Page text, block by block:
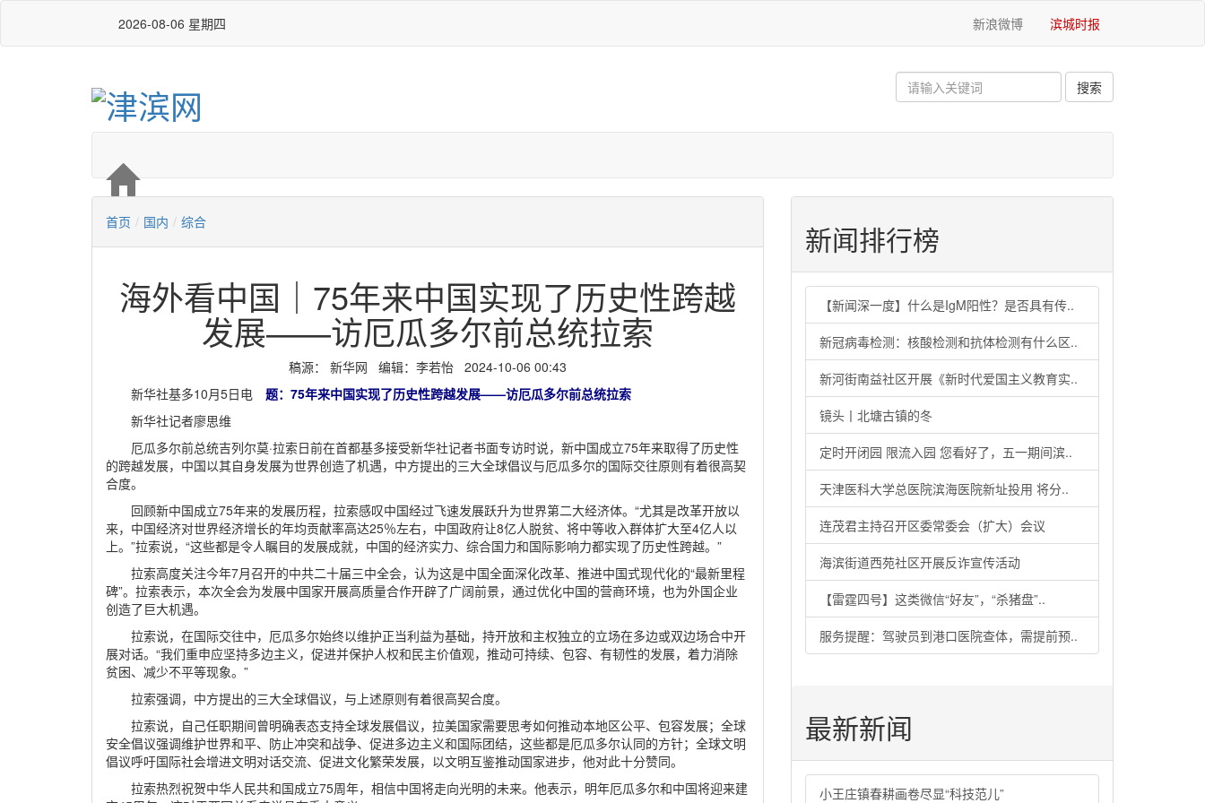
2026-08-06 星期四 新浪微博 滨城时报
首页 / 国内 / 综合
海外看中国｜75年来中国实现了历史性跨越
发展——访厄瓜多尔前总统拉索
稿源：​ 新华网 编辑：李若怡 2024-10-06 00:43
新华社基多10月5日电 题：75年来中国实现了历史性跨越发展——访厄瓜多尔前总统拉索
新华社记者廖思维
厄瓜多尔前总统吉列尔莫·拉索日前在首都基多接受新华社记者书面专访时说，新中国成立75年来取得了历史性
的跨越发展，中国以其自身发展为世界创造了机遇，中方提出的三大全球倡议与厄瓜多尔的国际交往原则有着很高契
合度。
回顾新中国成立75年来的发展历程，拉索感叹中国经过飞速发展跃升为世界第二大经济体。“尤其是改革开放以
来，中国经济对世界经济增长的年均贡献率高达25％左右，中国政府让8亿人脱贫、将中等收入群体扩大至4亿人以
上。”拉索说，“这些都是令人瞩目的发展成就，中国的经济实力、综合国力和国际影响力都实现了历史性跨越。”
拉索高度关注今年7月召开的中共二十届三中全会，认为这是中国全面深化改革、推进中国式现代化的“最新里程
碑”。拉索表示，本次全会为发展中国家开展高质量合作开辟了广阔前景，通过优化中国的营商环境，也为外国企业
创造了巨大机遇。
拉索说，在国际交往中，厄瓜多尔始终以维护正当利益为基础，持开放和主权独立的立场在多边或双边场合中开
展对话。“我们重申应坚持多边主义，促进并保护人权和民主价值观，推动可持续、包容、有韧性的发展，着力消除
贫困、减少不平等现象。”
拉索强调，中方提出的三大全球倡议，与上述原则有着很高契合度。
拉索说，自己任职期间曾明确表态支持全球发展倡议，拉美国家需要思考如何推动本地区公平、包容发展；全球
安全倡议强调维护世界和平、防止冲突和战争、促进多边主义和国际团结，这些都是厄瓜多尔认同的方针；全球文明
倡议呼吁国际社会增进文明对话交流、促进文化繁荣发展，以文明互鉴推动国家进步，他对此十分赞同。
拉索热烈祝贺中华人民共和国成立75周年，相信中国将走向光明的未来。他表示，明年厄瓜多尔和中国将迎来建
新闻排行榜
【新闻深一度】什么是IgM阳性？是否具有传..
新冠病毒检测：核酸检测和抗体检测有什么区..
新河街南益社区开展《新时代爱国主义教育实..
镜头丨北塘古镇的冬
定时开闭园 限流入园 您看好了，五一期间滨..
天津医科大学总医院滨海医院新址投用 将分..
连茂君主持召开区委常委会（扩大）会议
海滨街道西苑社区开展反诈宣传活动
【雷霆四号】这类微信“好友”，“杀猪盘”..
服务提醒：驾驶员到港口医院查体，需提前预..
最新新闻
小王庄镇春耕画卷尽显“科技范儿”